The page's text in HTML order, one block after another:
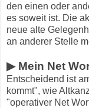
den einen oder
es soweit ist. Die
neue alte
an anderer Stelle
▶ Mein Net
Entscheidend ist
kommt", wie
"operativer Net